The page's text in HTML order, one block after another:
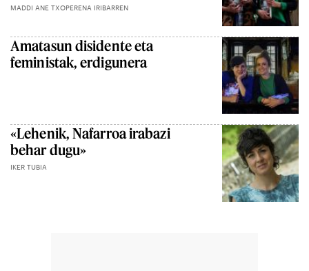
MADDI ANE TXOPERENA IRIBARREN
Amatasun disidente eta
feministak, erdigunera
«Lehenik, Nafarroa irabazi
behar dugu»
IKER TUBIA